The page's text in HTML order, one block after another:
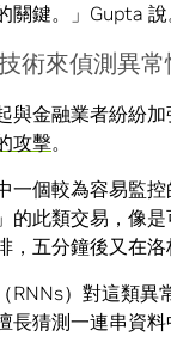
鍵。」Gupta 說
術來偵測異常
與金融業者紛紛
攻擊。
一個較為容易監
的此類交易，像
，五分鐘後又在洛
（RNNs）對這類異
長猜測一連串資料